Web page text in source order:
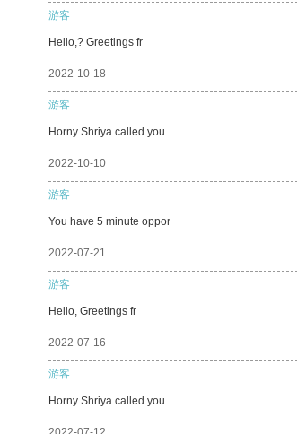
游客
Hello,? Greetings fr
2022-10-18
游客
Horny Shriya called you
2022-10-10
游客
You have 5 minute oppor
2022-07-21
游客
Hello, Greetings fr
2022-07-16
游客
Horny Shriya called you